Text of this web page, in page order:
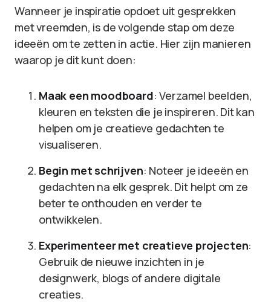
Wanneer je inspiratie opdoet uit gesprekken
met vreemden, is de volgende stap om deze
ideeën om te zetten in actie. Hier zijn manieren
waarop je dit kunt doen:
Maak een moodboard: Verzamel beelden,
kleuren en teksten die je inspireren. Dit kan
helpen om je creatieve gedachten te
visualiseren.
Begin met schrijven: Noteer je ideeën en
gedachten na elk gesprek. Dit helpt om ze
beter te onthouden en verder te
ontwikkelen.
Experimenteer met creatieve projecten:
Gebruik de nieuwe inzichten in je
designwerk, blogs of andere digitale
creaties.